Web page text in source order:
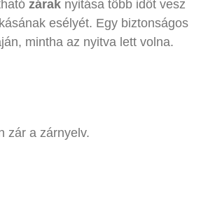
zárak nyitása több időt vesz
esélyét. Egy biztonságos
mintha az nyitva lett volna.
zár a zárnyelv.